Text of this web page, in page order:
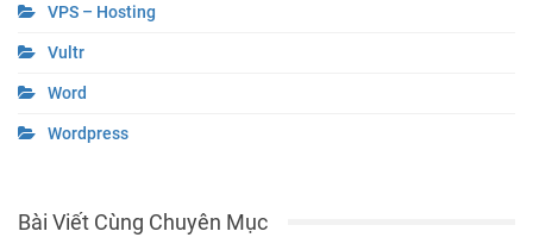
VPS – Hosting
Vultr
Word
Wordpress
Bài Viết Cùng Chuyên Mục